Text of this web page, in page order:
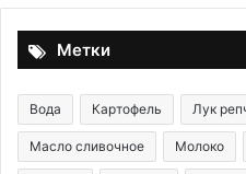
добиться
кремовой
текстурыМетки
Вода Картофель Лук
Масло сливочное Молоко